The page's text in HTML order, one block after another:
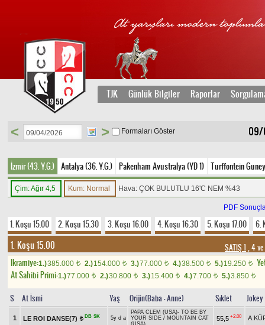
TJK Günlük Bilgiler Raporlar
09/
< > Formaları Göster
İzmir (43. Y.G.) Antalya (36. Y.G.) Pakenham Avustralya (YD 1) Turffontein
Çim: Ağır 4,5 Kum: Normal Hava: ÇOK BULUTLU 16'C NEM %43
PDF
1. Koşu 15.00 2. Koşu 15.30 3. Koşu 16.00 4. Koşu 16.30 5. Koşu 17.00 6.
1. Koşu 15.00 SATIŞ 1 , 4
Ikramiye:1.)385.000 t 2.)154.000 t 3.)77.000 t 4.)38.500 t 5.)19.250 t
At Sahibi Primi:1.)77.000 t 2.)30.800 t 3.)15.400 t 4.)7.700 t 5.)3.850 t
S At İsmi Yaş Orijin(Baba - Anne) Sıklet Jokey
1 LE ROI DANSE(7) t DB SK 5y d a
PAPA CLEM (USA)- TO BE BY
YOUR SIDE / MOUNTAIN CAT
(USA)
55,5 +2.00